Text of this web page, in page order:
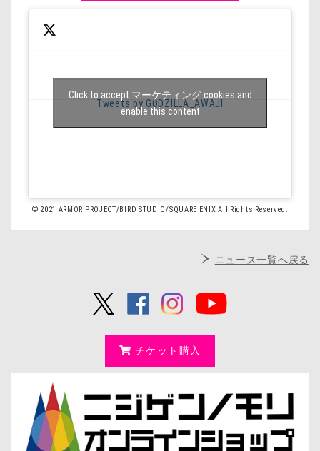
Tweets by GODZILLA_AWAJI
Click to accept マーケティング cookies and
enable this content
© 2021 ARMOR PROJECT/BIRD STUDIO/SQUARE ENIX All Rights Reserved.
ニュース一覧へ戻る
チケット購入